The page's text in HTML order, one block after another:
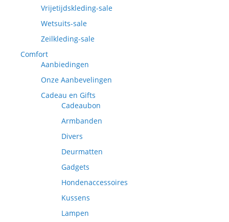
Vrijetijdskleding-sale
Wetsuits-sale
Zeilkleding-sale
Comfort
Aanbiedingen
Onze Aanbevelingen
Cadeau en Gifts
Cadeaubon
Armbanden
Divers
Deurmatten
Gadgets
Hondenaccessoires
Kussens
Lampen